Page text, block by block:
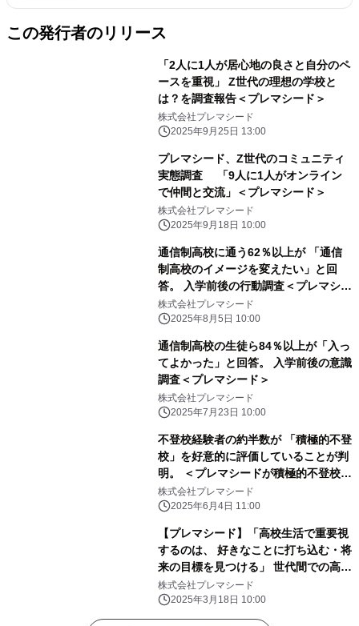
この発行者のリリース
「2人に1人が居心地の良さと自分のペ
ースを重視」 Z世代の理想の学校と
は？を調査報告＜プレマシード＞
株式会社プレマシード
2025年9月25日 13:00
プレマシード、Z世代のコミュニティ
実態調査 「9人に1人がオンライン
で仲間と交流」＜プレマシード＞
株式会社プレマシード
2025年9月18日 10:00
通信制高校に通う62％以上が 「通信
制高校のイメージを変えたい」と回
答。 入学前後の行動調査＜プレマシー
ド＞
株式会社プレマシード
2025年8月5日 10:00
通信制高校の生徒ら84％以上が「入っ
てよかった」と回答。 入学前後の意識
調査＜プレマシード＞
株式会社プレマシード
2025年7月23日 10:00
不登校経験者の約半数が 「積極的不登
校」を好意的に評価していることが判
明。 ＜プレマシードが積極的不登校に
関する調査を発表＞
株式会社プレマシード
2025年6月4日 11:00
【プレマシード】「高校生活で重要視
するのは、 好きなことに打ち込む・将
来の目標を見つける」 世代間での高校
生活への考え方を調査！
株式会社プレマシード
2025年3月18日 10:00